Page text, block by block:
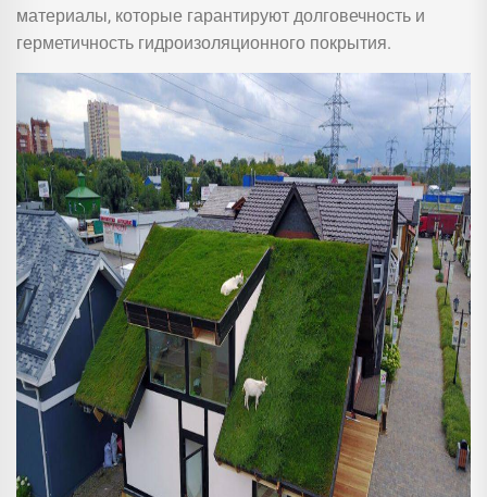
материалы, которые гарантируют долговечность и
герметичность гидроизоляционного покрытия.